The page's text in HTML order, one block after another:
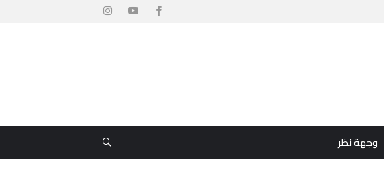
وجهة نظر